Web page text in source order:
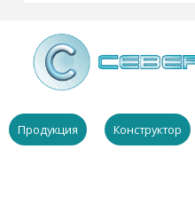
Продукция Конструктор